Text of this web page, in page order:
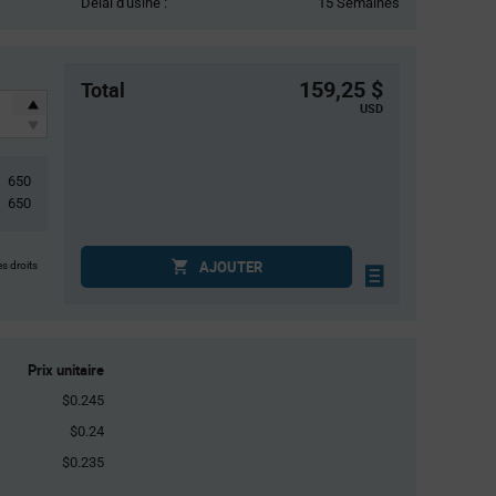
650
650
droits
Total 159,25 $
USD
AJOUTER
Prix unitaire
$0.245
$0.24
$0.235